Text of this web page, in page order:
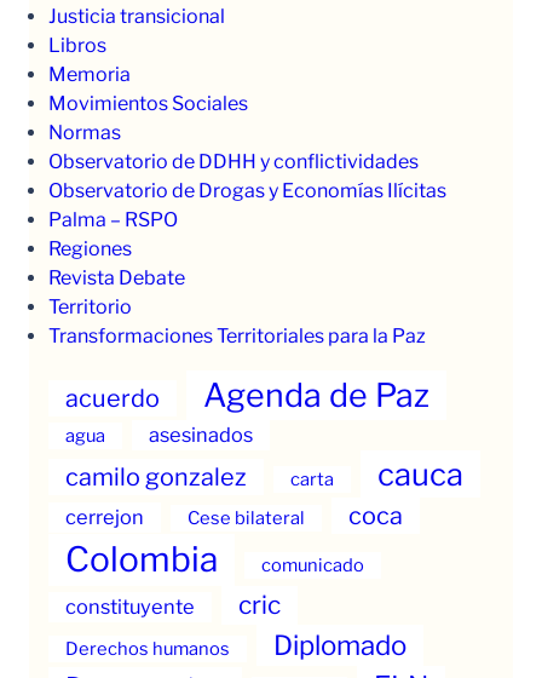
Justicia transicional
Libros
Memoria
Movimientos Sociales
Normas
Observatorio de DDHH y conflictividades
Observatorio de Drogas y Economías Ilícitas
Palma – RSPO
Regiones
Revista Debate
Territorio
Transformaciones Territoriales para la Paz
acuerdo Agenda de Paz
agua asesinados
camilo gonzalez carta cauca
cerrejon Cese bilateral coca
Colombia comunicado
constituyente cric
Derechos humanos Diplomado